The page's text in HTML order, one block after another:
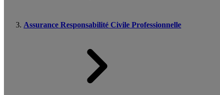
Assurance Responsabilité Civile Professionnelle